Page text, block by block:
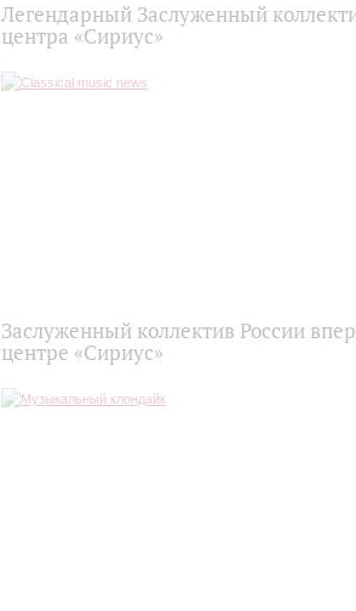
Легендарный Заслуженный
центра «Сириус»
Заслуженный коллектив России
центре «Сириус»